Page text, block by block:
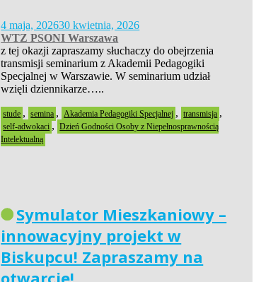
4 maja, 202630 kwietnia, 2026
WTZ PSONI Warszawa
z tej okazji zapraszamy słuchaczy do obejrzenia
transmisji seminarium z Akademii Pedagogiki
Specjalnej w Warszawie. W seminarium udział
wzięli dziennikarze…..
stude , semina , Akademia Pedagogiki Specjalnej , transmisja ,
self-adwokaci , Dzień Godności Osoby z Niepełnosprawnością
Intelektualną
Symulator Mieszkaniowy –
innowacyjny projekt w
Biskupcu! Zapraszamy na